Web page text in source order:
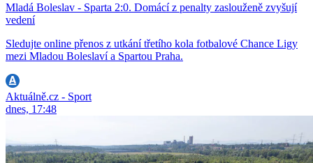
Mladá Boleslav - Sparta 2:0. Domácí z penalty zaslouženě zvyšují
vedení
Sledujte online přenos z utkání třetího kola fotbalové Chance Ligy
mezi Mladou Boleslaví a Spartou Praha.
Aktuálně.cz - Sport
dnes, 17:48